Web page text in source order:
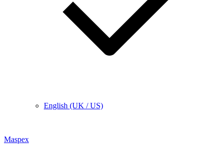
English (UK / US)
Maspex